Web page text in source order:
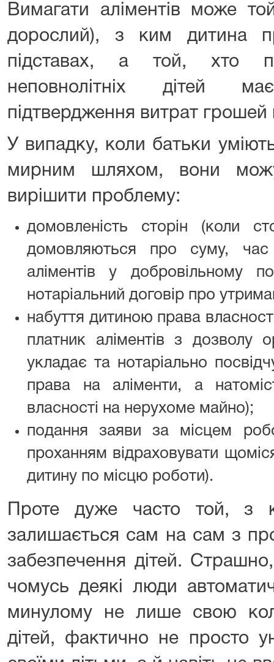
Вимагати аліментів може
дорослий), з ким дитина
підставах, а той, хто
неповнолітніх дітей
підтвердження витрат грошей
У випадку, коли батьки
мирним шляхом, вони
вирішити проблему:
домовленість сторін (коли
домовляються про суму, час
аліментів у добровільному
нотаріальний договір про
набуття дитиною права
платник аліментів з дозволу
укладає та нотаріально
права на аліменти, а
власності на нерухоме майно);
подання заяви за місцем
проханням відраховувати
дитину по місцю роботи).
Проте дуже часто той, з
залишається сам на сам з
забезпечення дітей.
чомусь деякі люди
минулому не лише свою
дітей, фактично не просто